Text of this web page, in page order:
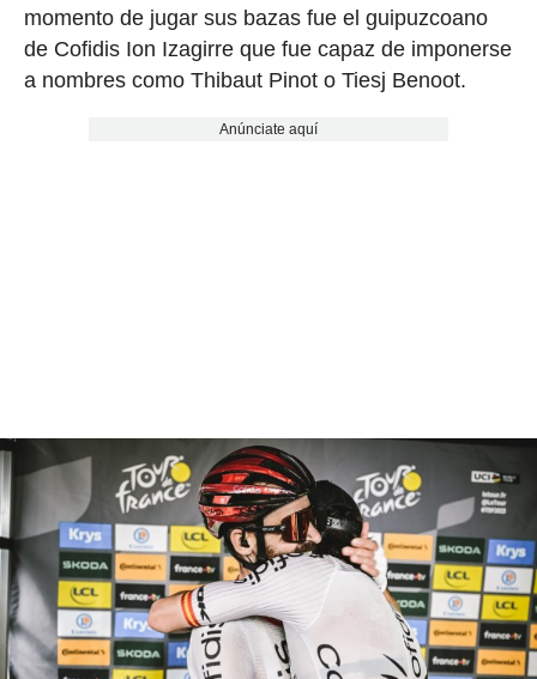
momento de jugar sus bazas fue el guipuzcoano
de Cofidis Ion Izagirre que fue capaz de imponerse
a nombres como Thibaut Pinot o Tiesj Benoot.
Anúnciate aquí